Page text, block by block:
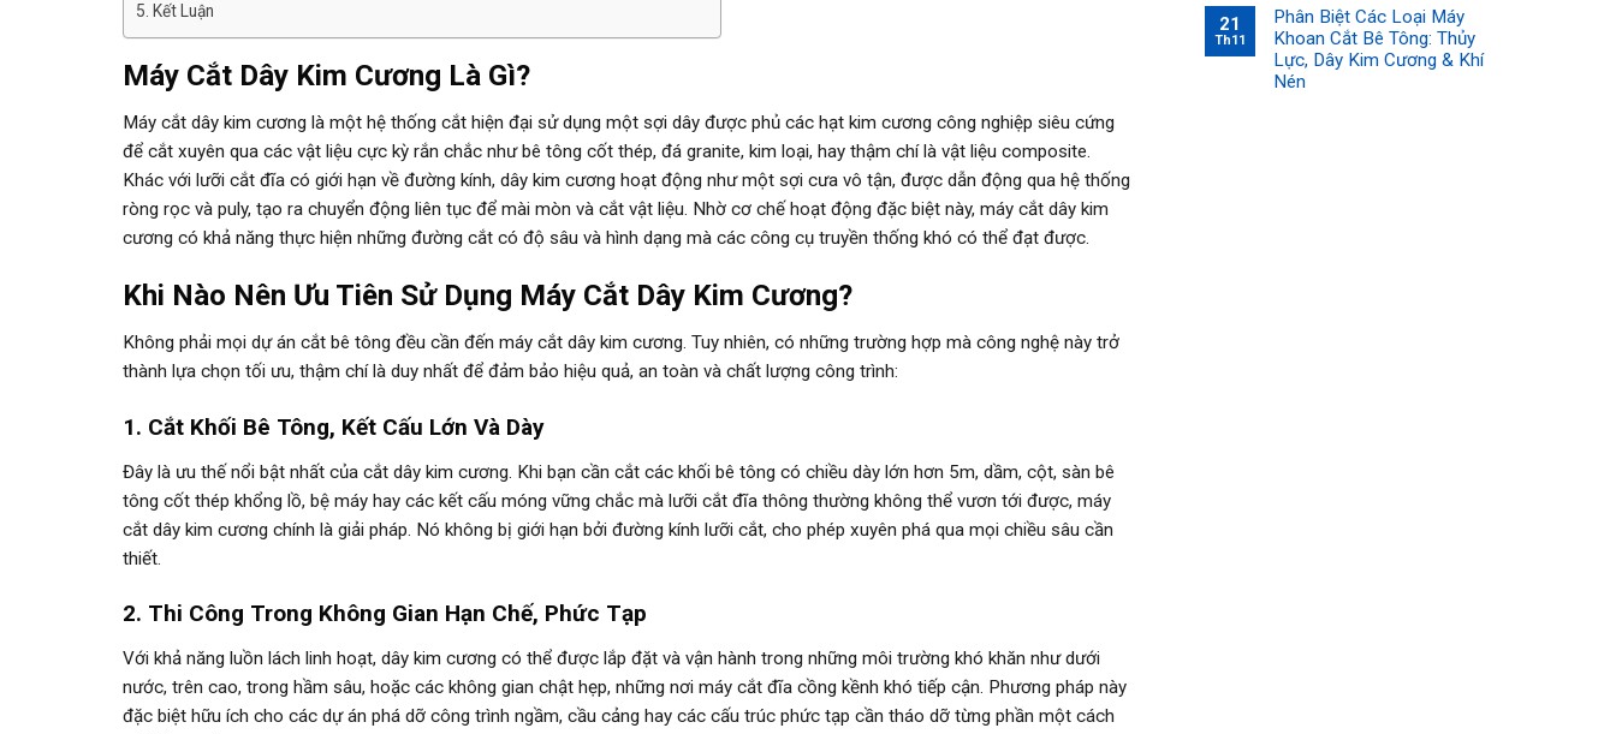
Kết Luận
Máy Cắt Dây Kim Cương Là Gì?
Máy cắt dây kim cương là một hệ thống cắt hiện đại sử dụng một sợi dây được phủ các hạt kim cương công nghiệp siêu cứng
để cắt xuyên qua các vật liệu cực kỳ rắn chắc như bê tông cốt thép, đá granite, kim loại, hay thậm chí là vật liệu composite.
Khác với lưỡi cắt đĩa có giới hạn về đường kính, dây kim cương hoạt động như một sợi cưa vô tận, được dẫn động qua hệ thống
ròng rọc và puly, tạo ra chuyển động liên tục để mài mòn và cắt vật liệu. Nhờ cơ chế hoạt động đặc biệt này, máy cắt dây kim
cương có khả năng thực hiện những đường cắt có độ sâu và hình dạng mà các công cụ truyền thống khó có thể đạt được.
Khi Nào Nên Ưu Tiên Sử Dụng Máy Cắt Dây Kim Cương?
Không phải mọi dự án cắt bê tông đều cần đến máy cắt dây kim cương. Tuy nhiên, có những trường hợp mà công nghệ này trở
thành lựa chọn tối ưu, thậm chí là duy nhất để đảm bảo hiệu quả, an toàn và chất lượng công trình:
1. Cắt Khối Bê Tông, Kết Cấu Lớn Và Dày
Đây là ưu thế nổi bật nhất của cắt dây kim cương. Khi bạn cần cắt các khối bê tông có chiều dày lớn hơn 5m, dầm, cột, sàn bê
tông cốt thép khổng lồ, bệ máy hay các kết cấu móng vững chắc mà lưỡi cắt đĩa thông thường không thể vươn tới được, máy
cắt dây kim cương chính là giải pháp. Nó không bị giới hạn bởi đường kính lưỡi cắt, cho phép xuyên phá qua mọi chiều sâu cần
thiết.
2. Thi Công Trong Không Gian Hạn Chế, Phức Tạp
Với khả năng luồn lách linh hoạt, dây kim cương có thể được lắp đặt và vận hành trong những môi trường khó khăn như dưới
nước, trên cao, trong hầm sâu, hoặc các không gian chật hẹp, những nơi máy cắt đĩa cồng kềnh khó tiếp cận. Phương pháp này
đặc biệt hữu ích cho các dự án phá dỡ công trình ngầm, cầu cảng hay các cấu trúc phức tạp cần tháo dỡ từng phần một cách
21
Th11
Phân Biệt Các Loại Máy
Khoan Cắt Bê Tông: Thủy
Lực, Dây Kim Cương & Khí
Nén